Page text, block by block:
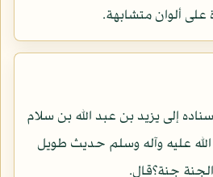
ألوان متشابهة.
إلى يزيد بن عبد الله بن سلام
عليه وآله وسلم حديث طويل
جنة؟قال.